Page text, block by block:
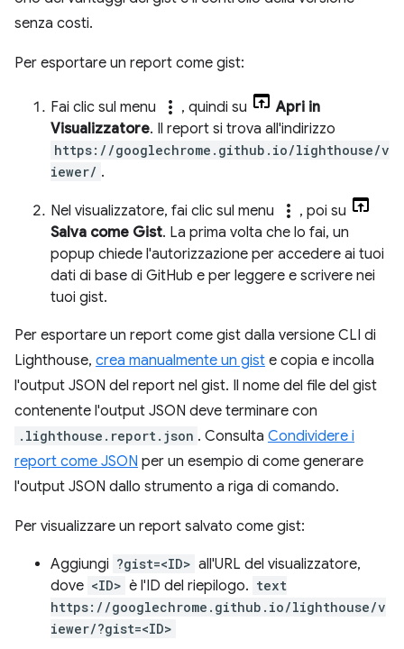
senza costi.
Per esportare un report come gist:
Fai clic sul menu more_vert , quindi su
Apri in
Visualizzatore. Il report si trova all'indirizzo
https://googlechrome.github.io/lighthouse/v
iewer/ .
Nel visualizzatore, fai clic sul menu more_vert , poi su
Salva come Gist. La prima volta che lo fai, un
popup chiede l'autorizzazione per accedere ai tuoi
dati di base di GitHub e per leggere e scrivere nei
tuoi gist.
Per esportare un report come gist dalla versione CLI di
Lighthouse, crea manualmente un gist e copia e incolla
l'output JSON del report nel gist. Il nome del file del gist
contenente l'output JSON deve terminare con
.lighthouse.report.json . Consulta Condividere i
report come JSON per un esempio di come generare
l'output JSON dallo strumento a riga di comando.
Per visualizzare un report salvato come gist:
Aggiungi ?gist=<ID> all'URL del visualizzatore,
dove <ID> è l'ID del riepilogo. text
https://googlechrome.github.io/lighthouse/v
iewer/?gist=<ID>